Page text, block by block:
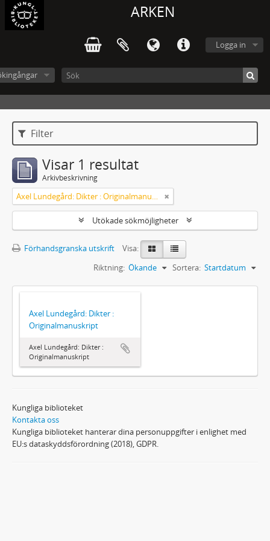
ARKEN
Logga in
Filter
Visar 1 resultat
Arkivbeskrivning
Axel Lundegård: Dikter : Originalmanuskript
Utökade sökmöjligheter
Förhandsgranska utskrift
Visa:
Sortera: Startdatum
Riktning: Ökande
Axel Lundegård: Dikter :
Originalmanuskript
Axel Lundegård: Dikter :
Originalmanuskript
Kungliga biblioteket
Kontakta oss
Kungliga biblioteket hanterar dina personuppgifter i enlighet med
EU:s dataskyddsförordning (2018), GDPR.